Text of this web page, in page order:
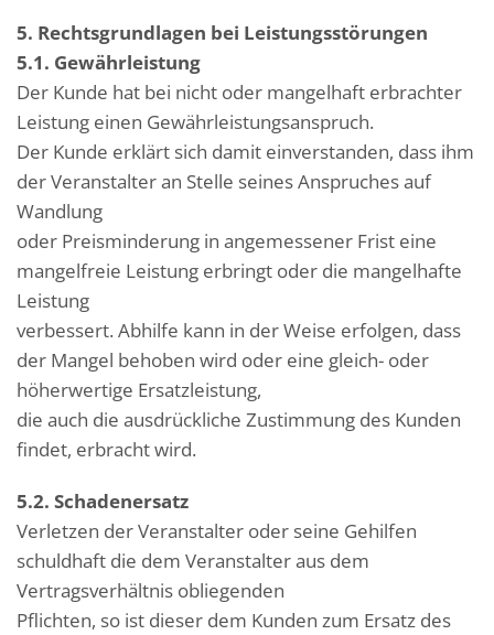
5. Rechtsgrundlagen bei Leistungsstörungen
5.1. Gewährleistung
Der Kunde hat bei nicht oder mangelhaft erbrachter
Leistung einen Gewährleistungsanspruch.
Der Kunde erklärt sich damit einverstanden, dass ihm
der Veranstalter an Stelle seines Anspruches auf
Wandlung
oder Preisminderung in angemessener Frist eine
mangelfreie Leistung erbringt oder die mangelhafte
Leistung
verbessert. Abhilfe kann in der Weise erfolgen, dass
der Mangel behoben wird oder eine gleich- oder
höherwertige Ersatzleistung,
die auch die ausdrückliche Zustimmung des Kunden
findet, erbracht wird.
5.2. Schadenersatz
Verletzen der Veranstalter oder seine Gehilfen
schuldhaft die dem Veranstalter aus dem
Vertragsverhältnis obliegenden
Pflichten, so ist dieser dem Kunden zum Ersatz des